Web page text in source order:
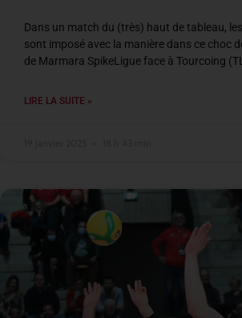
Dans un match du (très) haut de tableau,
sont imposé avec la manière dans ce choc
de Marmara SpikeLigue face à Tourcoing
LIRE LA SUITE »